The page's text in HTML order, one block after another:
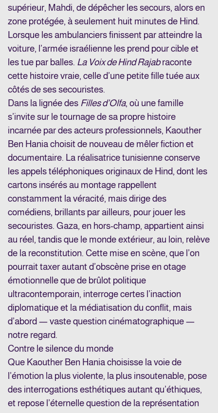
supérieur, Mahdi, de dépêcher les secours, alors en
zone protégée, à seulement huit minutes de Hind.
Lorsque les ambulanciers finissent par atteindre la
voiture, l’armée israélienne les prend pour cible et
les tue par balles. La Voix de Hind Rajabraconte
cette histoire vraie, celle d’une petite fille tuée aux
côtés de ses secouristes.
Dans la lignée des Filles d’Olfa, où une famille
s’invite sur le tournage de sa propre histoire
incarnée par des acteurs professionnels, Kaouther
Ben Hania choisit de nouveau de mêler fiction et
documentaire. La réalisatrice tunisienne conserve
les appels téléphoniques originaux de Hind, dont les
cartons insérés au montage rappellent
constamment la véracité, mais dirige des
comédiens, brillants par ailleurs, pour jouer les
secouristes. Gaza, en hors-champ, appartient ainsi
au réel, tandis que le monde extérieur, au loin, relève
de la reconstitution. Cette mise en scène, que l’on
pourrait taxer autant d’obscène prise en otage
émotionnelle que de brûlot politique
ultracontemporain, interroge certes l’inaction
diplomatique et la médiatisation du conflit, mais
d’abord — vaste question cinématographique —
notre regard.
Contre le silence du monde
Que Kaouther Ben Hania choisisse la voie de
l’émotion la plus violente, la plus insoutenable, pose
des interrogations esthétiques autant qu’éthiques,
et repose l’éternelle question de la représentation